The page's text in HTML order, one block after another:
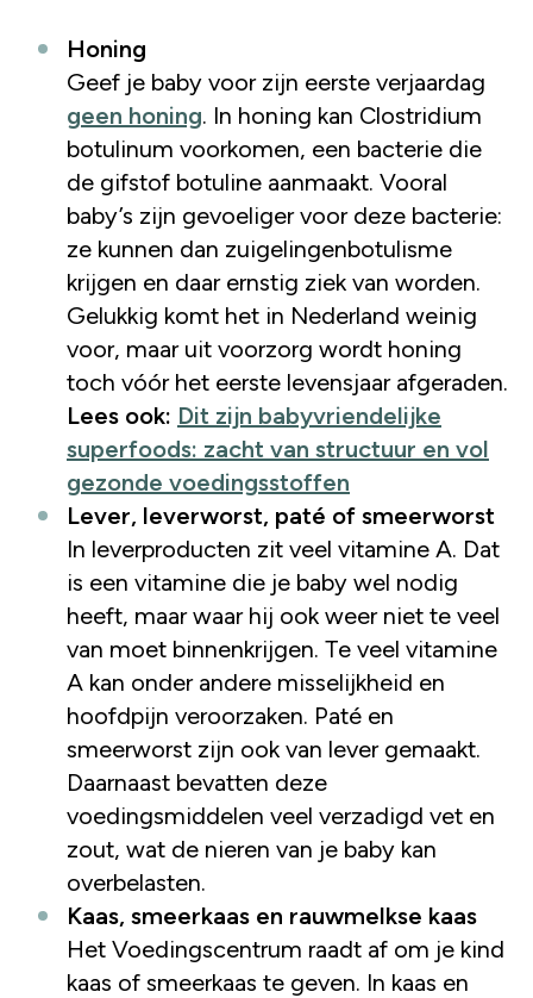
Honing
Geef je baby voor zijn eerste verjaardag
geen honing. In honing kan Clostridium
botulinum voorkomen, een bacterie die
de gifstof botuline aanmaakt. Vooral
baby’s zijn gevoeliger voor deze bacterie:
ze kunnen dan zuigelingenbotulisme
krijgen en daar ernstig ziek van worden.
Gelukkig komt het in Nederland weinig
voor, maar uit voorzorg wordt honing
toch vóór het eerste levensjaar afgeraden.
Lees ook: Dit zijn babyvriendelijke
superfoods: zacht van structuur en vol
gezonde voedingsstoffen
Lever, leverworst, paté of smeerworst
In leverproducten zit veel vitamine A. Dat
is een vitamine die je baby wel nodig
heeft, maar waar hij ook weer niet te veel
van moet binnenkrijgen. Te veel vitamine
A kan onder andere misselijkheid en
hoofdpijn veroorzaken. Paté en
smeerworst zijn ook van lever gemaakt.
Daarnaast bevatten deze
voedingsmiddelen veel verzadigd vet en
zout, wat de nieren van je baby kan
overbelasten.
Kaas, smeerkaas en rauwmelkse kaas
Het Voedingscentrum raadt af om je kind
kaas of smeerkaas te geven. In kaas en